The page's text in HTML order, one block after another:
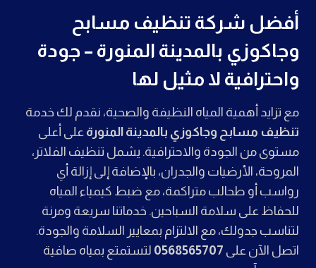
أفضل شركة تنظيف مسابح
وجاكوزي بالمدينة المنورة – جودة
واحترافية لا مثيل لها
مع تزايد أهمية المياه النظيفة والصحية، نقدم لك خدمة
تنظيف مسابح وجاكوزي بالمدينة المنورة على أعلى
مستوى من الجودة والاحترافية. يشمل تنظيف الفلاتر،
المروحة، الأرضيات والجدران، بالإضافة إلى إزالة أي
رواسب أو طحالب متراكمة، مع ضبط كيمياء المياه
للحفاظ على سلامة السباحين. خدماتنا سريعة ومرنة
لتناسب جدولك، مع الالتزام بمعايير السلامة والجودة.
اتصل الآن على 0568565707 لتستمتع بمياه صافية